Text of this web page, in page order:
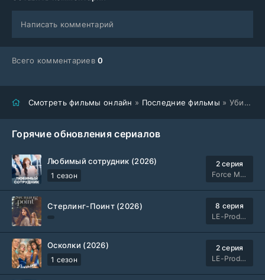
Написать комментарий
Всего комментариев0
Смотреть фильмы онлайн » Последние фильмы » Убийства в Нью-Йорке (2025)
Горячие обновления сериалов
Любимый сотрудник (2026)
1 сезон
2 серия
Force Media
Стерлинг-Поинт (2026)
8 серия
LE-Production
Осколки (2026)
1 сезон
2 серия
LE-Production